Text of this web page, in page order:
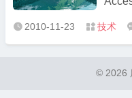
样的
到后
 2010-11-23  技术
© 2026